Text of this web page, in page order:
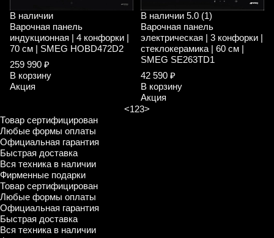
В наличии
Варочная панель
индукционная | 4 конфорки |
70 см | SMEG HOBD472D2
259 990 ₽
В корзину
Акция
В наличии 5.0 (1)
Варочная панель
электрическая | 3 конфорки |
стеклокерамика | 60 см |
SMEG SE263TD1
42 590 ₽
В корзину
Акция
<123>
Товар сертифицирован
Любые формы оплаты
Официальная гарантия
Быстрая доставка
Вся техника в наличии
Фирменные подарки
Товар сертифицирован
Любые формы оплаты
Официальная гарантия
Быстрая доставка
Вся техника в наличии